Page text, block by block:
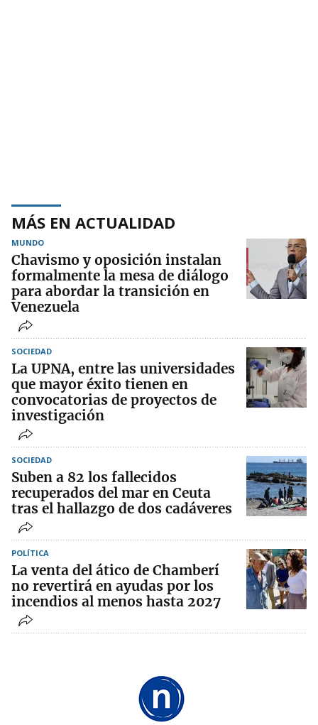
MÁS EN ACTUALIDAD
MUNDO
Chavismo y oposición instalan
formalmente la mesa de diálogo
para abordar la transición en
Venezuela
SOCIEDAD
La UPNA, entre las universidades
que mayor éxito tienen en
convocatorias de proyectos de
investigación
SOCIEDAD
Suben a 82 los fallecidos
recuperados del mar en Ceuta
tras el hallazgo de dos cadáveres
POLÍTICA
La venta del ático de Chamberí
no revertirá en ayudas por los
incendios al menos hasta 2027